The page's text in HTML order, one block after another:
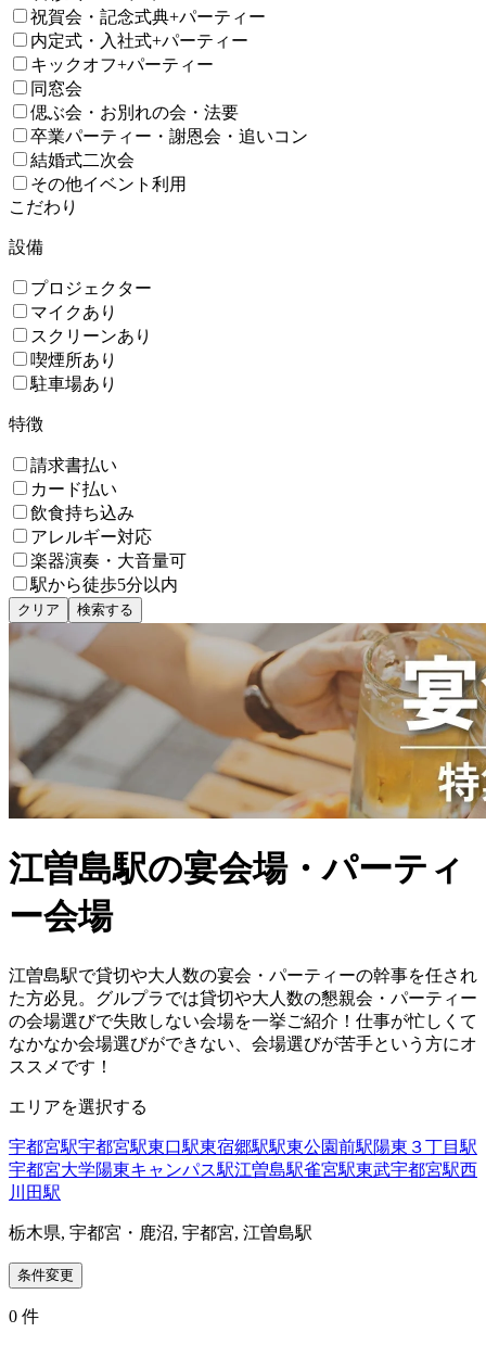
祝賀会・記念式典+パーティー
内定式・入社式+パーティー
キックオフ+パーティー
同窓会
偲ぶ会・お別れの会・法要
卒業パーティー・謝恩会・追いコン
結婚式二次会
その他イベント利用
こだわり
設備
プロジェクター
マイクあり
スクリーンあり
喫煙所あり
駐車場あり
特徴
請求書払い
カード払い
飲食持ち込み
アレルギー対応
楽器演奏・大音量可
駅から徒歩5分以内
クリア 検索する
江曽島駅の宴会場・パーティ
ー会場
江曽島駅で貸切や大人数の宴会・パーティーの幹事を任され
た方必見。グルプラでは貸切や大人数の懇親会・パーティー
の会場選びで失敗しない会場を一挙ご紹介！仕事が忙しくて
なかなか会場選びができない、会場選びが苦手という方にオ
ススメです！
エリアを選択する
宇都宮駅宇都宮駅東口駅東宿郷駅駅東公園前駅陽東３丁目駅
宇都宮大学陽東キャンパス駅江曽島駅雀宮駅東武宇都宮駅西
川田駅
栃木県, 宇都宮・鹿沼, 宇都宮, 江曽島駅
条件変更
0 件